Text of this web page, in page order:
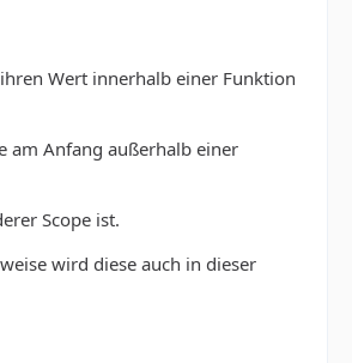
Wert innerhalb einer Funktion
am Anfang außerhalb einer
Scope ist.
wird diese auch in dieser